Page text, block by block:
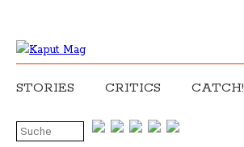
STORIES CRITICS CATCH!